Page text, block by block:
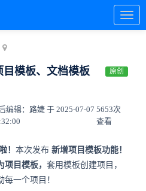
模板、文档模板
原创
编辑：路婕 于 2025-07-07 5653次
查看
！ 本次发布 新增项目模板功能！
目模板， 套用模板创建项目，
一个项目！